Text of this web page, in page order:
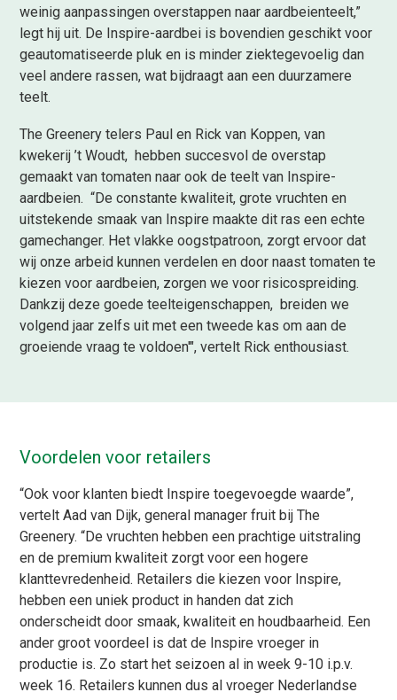
weinig aanpassingen overstappen naar aardbeienteelt,”
legt hij uit. De Inspire-aardbei is bovendien geschikt voor
geautomatiseerde pluk en is minder ziektegevoelig dan
veel andere rassen, wat bijdraagt aan een duurzamere
teelt.
TheGreenery telers Paul en Rick van Koppen, van
kwekerij ’tWoudt, hebben succesvol de overstap
gemaakt van tomaten naarookde teelt van Inspire-
aardbeien. “Deconstante kwaliteit, grote vruchten en
uitstekende smaak van Inspire maakte dit ras een echte
gamechanger. Het vlakke oogstpatroon, zorgt ervoor dat
wij onze arbeidkunnen verdelen en door naast tomaten te
kiezen voor aardbeien, zorgen we voor risicospreiding.
Dankzijdezegoedeteelteigenschappen, breiden we
volgend jaar zelfs uit met een tweede kas om aan de
groeiendevraag te voldoen'", vertelt Rick enthousiast.
Voordelen voor retailers
“Ook voor klanten biedt Inspire toegevoegde waarde”,
vertelt Aad van Dijk,general manager fruit bij The
Greenery. “De vruchten hebben een prachtige uitstraling
en de premium kwaliteit zorgt voor een hogere
klanttevredenheid. Retailers die kiezen voor Inspire,
hebben een uniek product in handen dat zich
onderscheidt door smaak, kwaliteit en houdbaarheid. Een
ander groot voordeel is dat de Inspire vroeger in
productie is. Zo start het seizoen al in week 9-10 i.p.v.
week 16. Retailers kunnen dus al vroeger Nederlandse